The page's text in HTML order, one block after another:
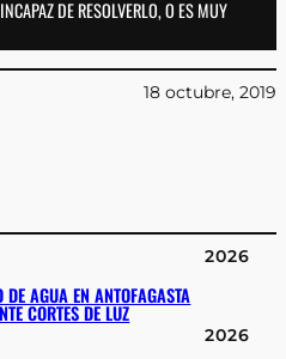
DE RESOLVERLO, O ES MUY
18 octubre, 2019
2026
AGUA EN ANTOFAGASTA
CORTES DE LUZ
2026